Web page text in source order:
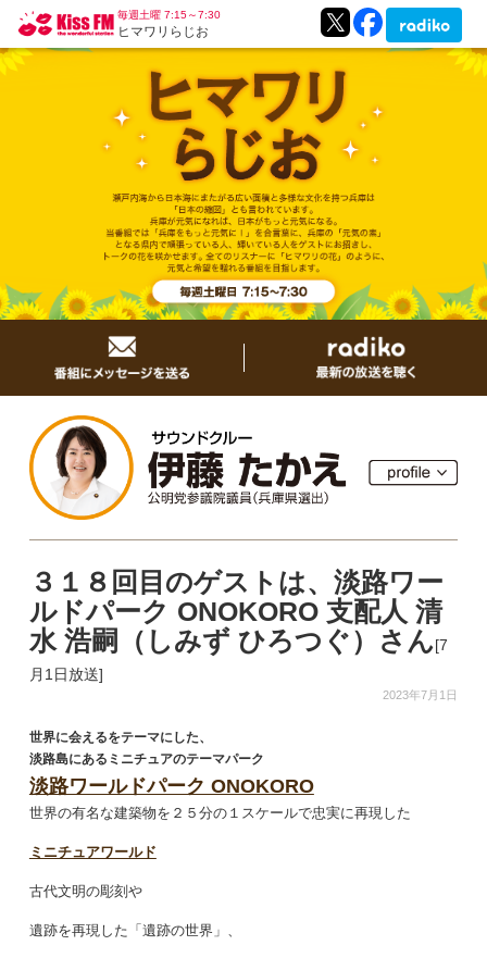
毎週土曜 7:15～7:30
ヒマワリらじお
３１８回目のゲストは、淡路ワー
ルドパーク ONOKORO 支配人 清
水 浩嗣（しみず ひろつぐ）さん[7
月1日放送]
2023年7月1日
世界に会えるをテーマにした、
淡路島にある ミニチュアのテーマパーク
淡路ワールドパーク ONOKORO
世界の有名な建築物を２５分の１スケールで忠実に再現した
ミニチュアワールド
古代文明の彫刻や
遺跡を再現した「遺跡の世界」、